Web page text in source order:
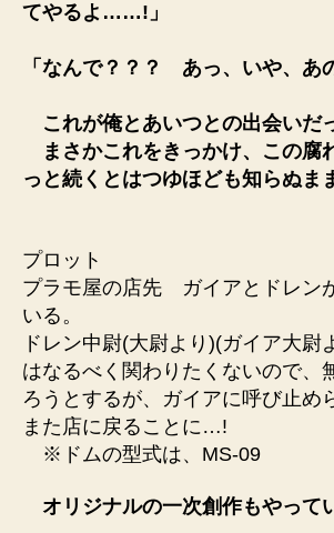
てやるよ……!」
「なんで？？？ あっ、いや、あ
これが俺とあいつとの出会いだ
まさかこれをきっかけ、この腐
っと続くとはつゆほども知らぬ
プロット
プラモ屋の店先 ガイアとドレン
いる。
ドレン中尉(大尉より)(ガイア大尉
はなるべく関わりたくないので、
ろうとするが、ガイアに呼び止め
また店に戻ることに…!
※ドムの型式は、MS-09
オリジナルの一次創作もやって